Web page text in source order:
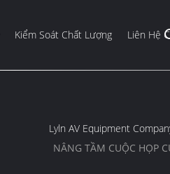
Kiểm Soát Chất Lượng Liên Hệ
Lyln AV Equipment
NÂNG TẦM CUỘC HỌP